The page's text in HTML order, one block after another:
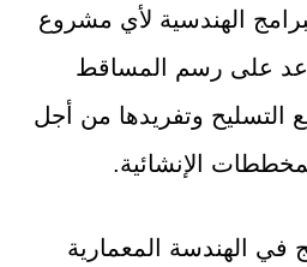
الهندسية لأي مشروع
على رسم المساقط
التسليح وتفريدها من أجل
الإنشائية.
في الهندسة المعمارية